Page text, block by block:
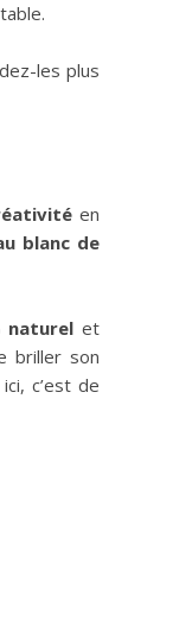
les plus
en
blanc de
naturel et
briller son
c’est de